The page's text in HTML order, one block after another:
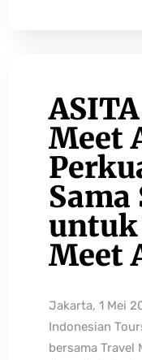
Meet
Meet
Jakarta, 1 Mei
Indonesian
bersama Travel